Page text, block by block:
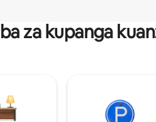
za kupanga